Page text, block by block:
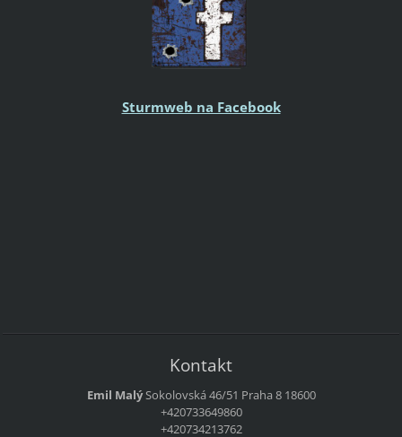
Sturmweb na Facebook
Kontakt
Emil Malý Sokolovská 46/51 Praha 818600
+420733649860
+420734213762